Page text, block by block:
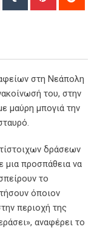
στη Νεάπολη
του, στην
μαύρη μπογιά την
δράσεων
μια προσπάθεια να
το
όποιον
περιοχή της
αναφέρει το